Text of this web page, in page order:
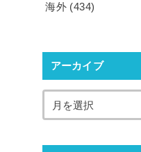
海外 (434)
アーカイブ